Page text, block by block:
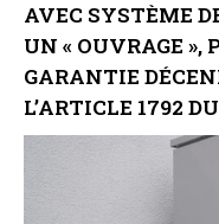
AVEC SYSTÈME
UN « OUVRAGE »,
GARANTIE
L’ARTICLE 1792